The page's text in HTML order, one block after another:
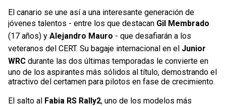
El canario se une así a una interesante generación de
jóvenes talentos - entre los que destacan Gil Membrado
(17 años) y Alejandro Mauro - que desafiarán a los
veteranos del CERT. Su bagaje internacional en el Junior
WRC durante las dos últimas temporadas le convierte en
uno de los aspirantes más sólidos al título, demostrando el
atractivo del certamen para pilotos en fase de crecimiento.
El salto al Fabia RS Rally2, uno de los modelos más